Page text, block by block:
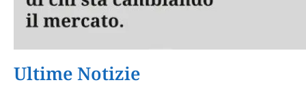
Ultime Notizie